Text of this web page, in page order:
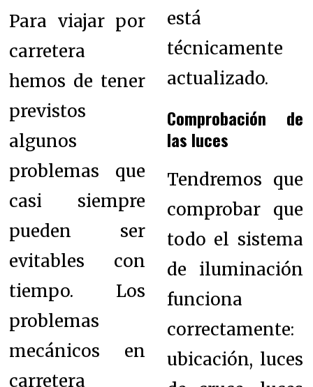
Para viajar por
carretera
hemos de tener
previstos
algunos
problemas que
casi siempre
pueden ser
evitables con
tiempo. Los
problemas
mecánicos en
carretera
está
técnicamente
actualizado.
Comprobación de
las luces
Tendremos que
comprobar que
todo el sistema
de iluminación
funciona
correctamente:
ubicación, luces